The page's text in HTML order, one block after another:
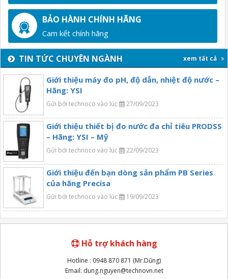
BẢO HÀNH CHÍNH HÃNG
Cam kết chính hãng
TIN TỨC CHUYÊN NGÀNH xem tất cả
Giới thiệu máy đo pH, độ dẫn, nhiệt độ nước –
Hãng: YSI
Gửi bởi technoco vào lúc 27/09/2023
Giới thiệu thiết bị đo nước đa chỉ tiêu PRODSS
– Hãng: YSI – Mỹ
Gửi bởi technoco vào lúc 22/09/2023
Giới thiệu đến bạn dòng sản phẩm PB Series
của hãng Precisa
Gửi bởi technoco vào lúc 19/09/2023
Hỗ trợ khách hàng
Hotline : 0948 870 871 (Mr.Dũng)
Email: dung.nguyen@technovn.net